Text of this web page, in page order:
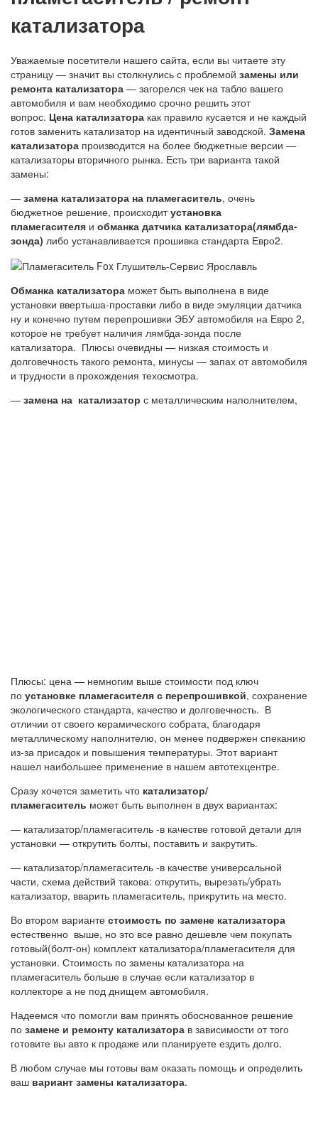
катализатора
Уважаемые посетители нашего сайта, если вы читаете эту
страницу — значит вы столкнулись с проблемой замены или
ремонта катализатора — загорелся чек на табло вашего
автомобиля и вам необходимо срочно решить этот
вопрос. Цена катализатора как правило кусается и не каждый
готов заменить катализатор на идентичный заводской. Замена
катализатора производится на более бюджетные версии —
катализаторы вторичного рынка. Есть три варианта такой
замены:
— замена катализатора на пламегаситель, очень
бюджетное решение, происходитустановка
пламегасителя и обманка датчика катализатора(лямбда-
зонда) либо устанавливается прошивка стандарта Евро2.
Обманка катализатора может быть выполнена в виде
установки ввертыша-проставки либо в виде эмуляции датчика
ну и конечно путем перепрошивки ЭБУ автомобиля на Евро 2,
которое не требует наличия лямбда-зонда после
катализатора. Плюсы очевидны — низкая стоимость и
долговечность такого ремонта, минусы — запах от автомобиля
и трудности в прохождения техосмотра.
— замена на катализатор с металлическим наполнителем,
Плюсы: цена — немногим выше стоимости под ключ
по установке пламегасителя с перепрошивкой, сохранение
экологического стандарта, качество и долговечность. В
отличии от своего керамического собрата, благодаря
металлическому наполнителю, он менее подвержен спеканию
из-за присадок и повышения температуры. Этот вариант
нашел наибольшее применение в нашем автотехцентре.
Сразу хочется заметить что катализатор/
пламегаситель может быть выполнен в двух вариантах:
— катализатор/пламегаситель -в качестве готовой детали для
установки — открутить болты, поставить и закрутить.
— катализатор/пламегаситель -в качестве универсальной
части, схема действий такова: открутить, вырезать/убрать
катализатор, вварить пламегаситель, прикрутить на место.
Во втором варианте стоимость по замене катализатора
естественно выше, но это все равно дешевле чем покупать
готовый(болт-он) комплект катализатора/пламегасителя для
установки. Стоимость по замены катализатора на
пламегаситель больше в случае если катализатор в
коллекторе а не под днищем автомобиля.
Надеемся что помогли вам принять обоснованное решение
по замене и ремонту катализатора в зависимости от того
готовите вы авто к продаже или планируете ездить долго.
В любом случае мы готовы вам оказать помощь и определить
ваш вариант замены катализатора.